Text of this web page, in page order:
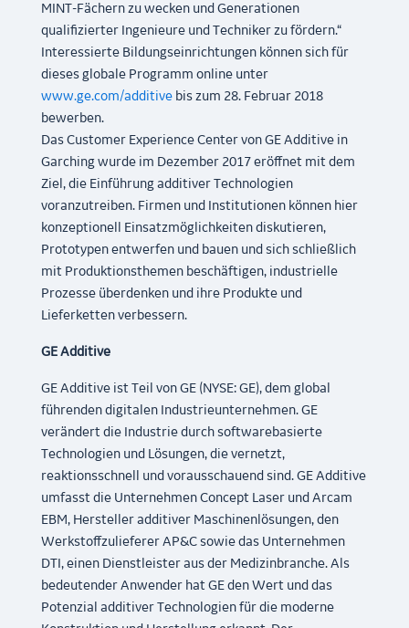
MINT-Fächern zu wecken und Generationen
qualifizierter Ingenieure und Techniker zu fördern.“
Interessierte Bildungseinrichtungen können sich für
dieses globale Programm online unter
www.ge.com/additivebis zum 28. Februar 2018
bewerben.
Das Customer Experience Center von GE Additive in
Garching wurde im Dezember 2017 eröffnet mit dem
Ziel, die Einführung additiver Technologien
voranzutreiben. Firmen und Institutionen können hier
konzeptionell Einsatzmöglichkeiten diskutieren,
Prototypen entwerfen und bauen und sich schließlich
mit Produktionsthemen beschäftigen, industrielle
Prozesse überdenken und ihre Produkte und
Lieferketten verbessern.
GE Additive
GE Additive ist Teil von GE (NYSE: GE), dem global
führenden digitalen Industrieunternehmen. GE
verändert die Industrie durch softwarebasierte
Technologien und Lösungen, die vernetzt,
reaktionsschnell und vorausschauend sind. GE Additive
umfasst die Unternehmen Concept Laser und Arcam
EBM, Hersteller additiver Maschinenlösungen, den
Werkstoffzulieferer AP&C sowie das Unternehmen
DTI, einen Dienstleister aus der Medizinbranche. Als
bedeutender Anwender hat GE den Wert und das
Potenzial additiver Technologien für die moderne